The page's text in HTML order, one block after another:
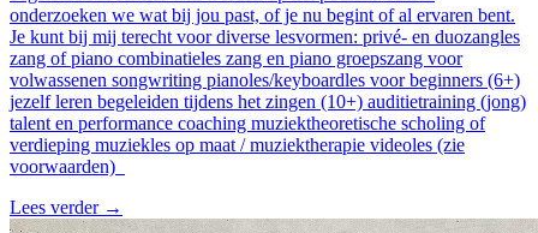
onderzoeken we wat bij jou past, of je nu begint of al ervaren bent.
Je kunt bij mij terecht voor diverse lesvormen: privé- en duozangles
zang of piano combinatieles zang en piano groepszang voor
volwassenen songwriting pianoles/keyboardles voor beginners (6+)
jezelf leren begeleiden tijdens het zingen (10+) auditietraining (jong)
talent en performance coaching muziektheoretische scholing of
verdieping muziekles op maat / muziektherapie videoles (zie
voorwaarden)
Lees verder →